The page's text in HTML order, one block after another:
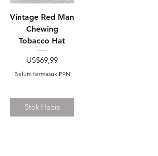
Vintage Red Man
Chewing
Tobacco Hat
Harga
US$69,99
Belum termasuk PPN
Stok Habis